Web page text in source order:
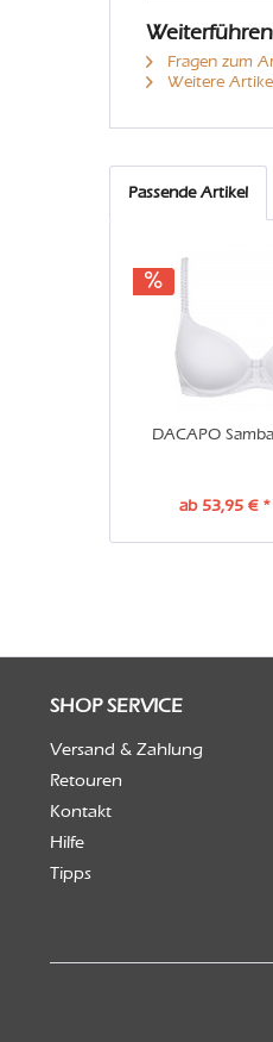
Fragen zum
Weitere
Passende Artikel
DACAPO
ab 53,95 € *
SHOP SERVICE
Versand & Zahlung
Retouren
Kontakt
Hilfe
Tipps